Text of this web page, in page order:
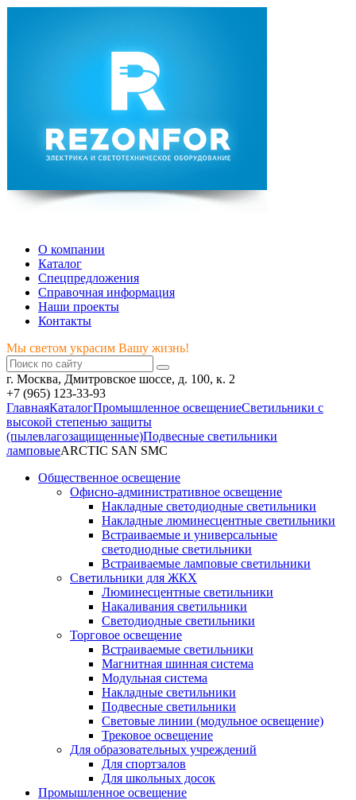
О компании
Каталог
Спецпредложения
Справочная информация
Наши проекты
Контакты
Мы светом украсим Вашу жизнь!
г. Москва, Дмитровское шоссе, д. 100, к. 2
+7 (965) 123-33-93
ГлавнаяКаталогПромышленное освещениеСветильники с
высокой степенью защиты
(пылевлагозащищенные)Подвесные светильники
ламповыеARCTIC SAN SMC
Общественное освещение
Офисно-административное освещение
Накладные светодиодные светильники
Накладные люминесцентные светильники
Встраиваемые и универсальные
светодиодные светильники
Встраиваемые ламповые светильники
Светильники для ЖКХ
Люминесцентные светильники
Накаливания светильники
Светодиодные светильники
Торговое освещение
Встраиваемые светильники
Магнитная шинная система
Модульная система
Накладные светильники
Подвесные светильники
Световые линии (модульное освещение)
Трековое освещение
Для образовательных учреждений
Для спортзалов
Для школьных досок
Промышленное освещение